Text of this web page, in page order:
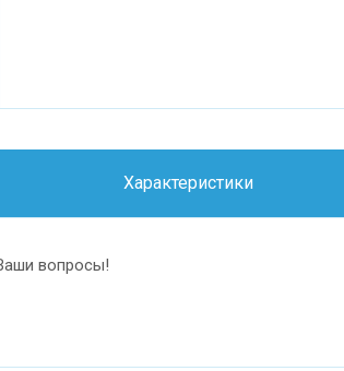
Характеристики
вопросы!